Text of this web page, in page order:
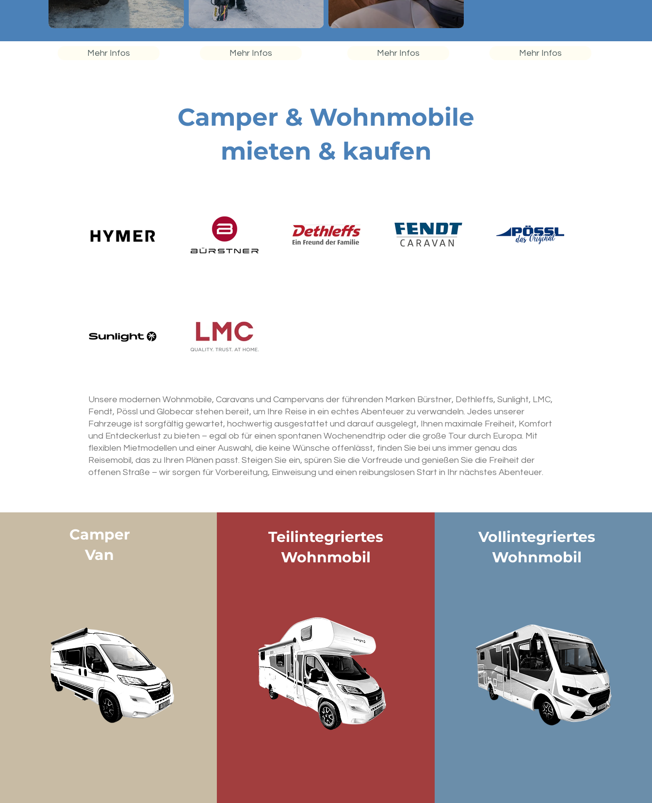
Mehr Infos Mehr Infos Mehr Infos Mehr Infos
Camper & Wohnmobile
mieten & kaufen
Unsere modernen Wohnmobile, Caravans und Campervans der führenden Marken Bürstner, Dethleffs, Sunlight, LMC,
Fendt, Pössl und Globecar stehen bereit, um Ihre Reise in ein echtes Abenteuer zu verwandeln. Jedes unserer
Fahrzeuge ist sorgfältig gewartet, hochwertig ausgestattet und darauf ausgelegt, Ihnen maximale Freiheit, Komfort
und Entdeckerlust zu bieten – egal ob für einen spontanen Wochenendtrip oder die große Tour durch Europa. Mit
flexiblen Mietmodellen und einer Auswahl, die keine Wünsche offenlässt, finden Sie bei uns immer genau das
Reisemobil, das zu Ihren Plänen passt. Steigen Sie ein, spüren Sie die Vorfreude und genießen Sie die Freiheit der
offenen Straße – wir sorgen für Vorbereitung, Einweisung und einen reibungslosen Start in Ihr nächstes Abenteuer.
Camper
Van
Teilintegriertes
Wohnmobil
Vollintegriertes
Wohnmobil